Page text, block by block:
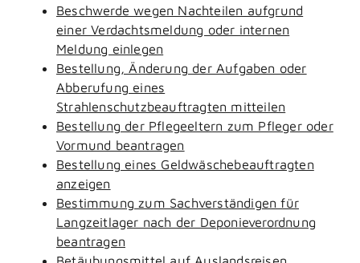
Beschwerde wegen Nachteilen aufgrund
einer Verdachtsmeldung oder internen
Meldung einlegen
Bestellung, Änderung der Aufgaben oder
Abberufung eines
Strahlenschutzbeauftragten mitteilen
Bestellung der Pflegeeltern zum Pfleger oder
Vormund beantragen
Bestellung eines Geldwäschebeauftragten
anzeigen
Bestimmung zum Sachverständigen für
Langzeitlager nach der Deponieverordnung
beantragen